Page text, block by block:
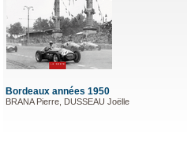
Bordeaux années 1950
BRANA Pierre, DUSSEAU Joëlle